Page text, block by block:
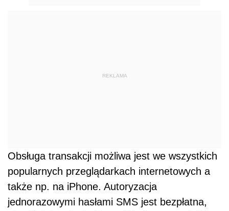
REKLAMA
Obsługa transakcji możliwa jest we wszystkich
popularnych przeglądarkach internetowych a
także np. na iPhone. Autoryzacja
jednorazowymi hasłami SMS jest bezpłatna,